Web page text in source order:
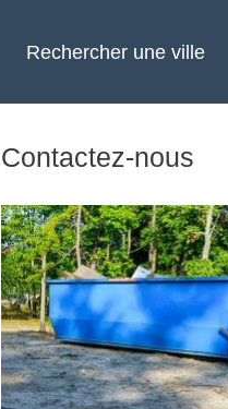
Rechercher une ville
Contactez-nous